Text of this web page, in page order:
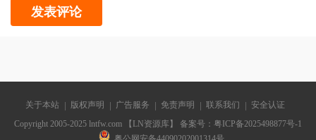
关于本站 版权声明 广告服务 免责声明 联系我们
安全认证
Copyright 2005-2025 lntfw.com 【LN资源库】 备案号： 粤ICP备2025498877号-1